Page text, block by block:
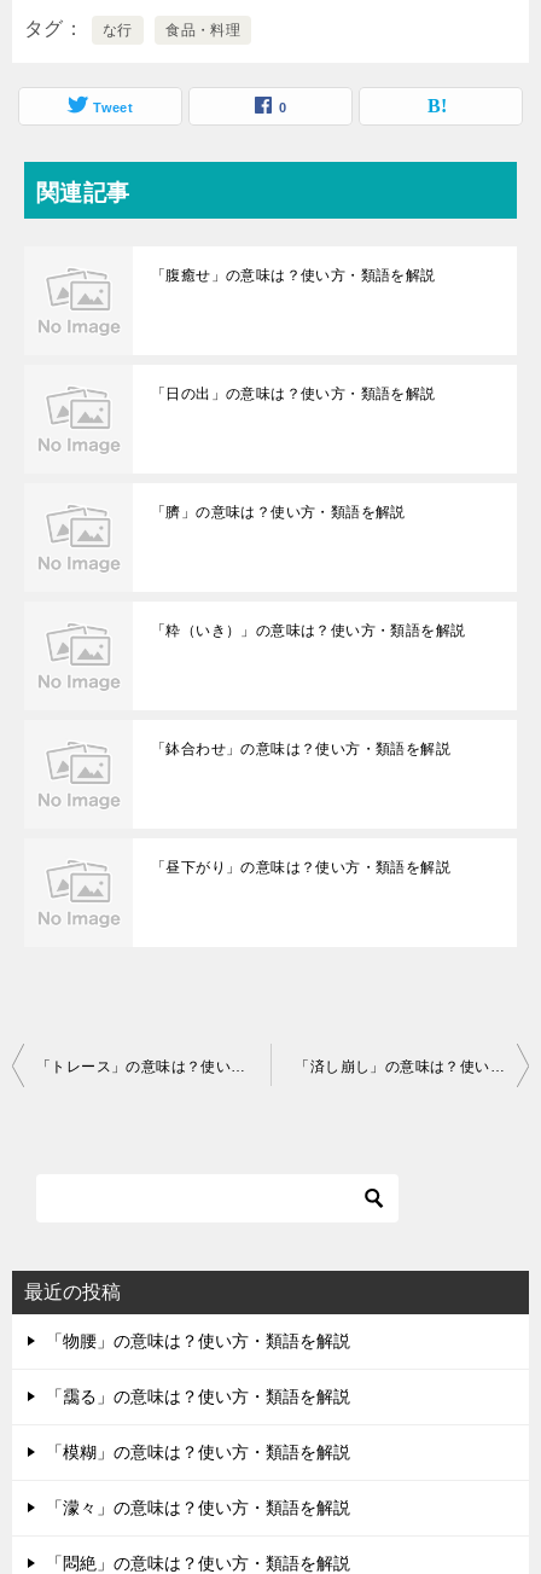
タグ な行 食品・料理
Tweet 0
関連記事
「腹癒せ」の意味は？使い方・類語を解説
「日の出」の意味は？使い方・類語を解説
「臍」の意味は？使い方・類語を解説
「粋（いき）」の意味は？使い方・類語を解説
「鉢合わせ」の意味は？使い方・類語を解説
「昼下がり」の意味は？使い方・類語を解説
投
シ
ョ
「トレース」の意味は？使い方・類語を解説「済し崩し」の意味は？使い方・類
最近の投稿
「物腰」の意味は？使い方・類語を解説
「靄る」の意味は？使い方・類語を解説
「模糊」の意味は？使い方・類語を解説
「濛々」の意味は？使い方・類語を解説
「悶絶」の意味は？使い方・類語を解説